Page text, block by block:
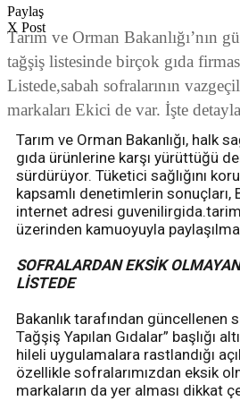
Paylaş
X Post
Tarım ve Orman Bakanlığı’nın
tağşiş listesinde birçok gıda
Listede,sabah sofralarının
markaları Ekici de var. İşte
Tarım ve Orman Bakanlığı, halk
gıda ürünlerine karşı yürüttüğü
sürdürüyor. Tüketici sağlığını
kapsamlı denetimlerin sonuçları,
internet adresi
üzerinden kamuoyuyla
SOFRALARDAN EKSİK
LİSTEDE
Bakanlık tarafından güncellenen
Tağşiş Yapılan Gıdalar” başlığı
hileli uygulamalara rastlandığı
özellikle sofralarımızdan eksik
markaların da yer alması dikkat